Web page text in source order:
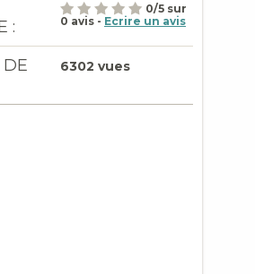
:
0/5 sur
0 avis - Ecrire un avis
6302 vues